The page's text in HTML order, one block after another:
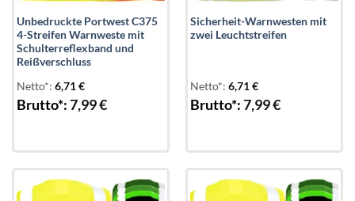
Unbedruckte Portwest C375
4-Streifen Warnweste mit
Schulterreflexband und
Reißverschluss
Netto*: 6,71€
Brutto*:7,99€
Sicherheit-Warnwesten mit
zwei Leuchtstreifen
Netto*: 6,71€
Brutto*:7,99€
Add to
wishlist
Add to
wishlist